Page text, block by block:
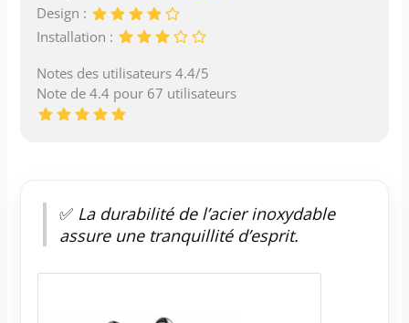
Design :
Installation :
Notes des utilisateurs 4.4/5
Note de 4.4 pour 67 utilisateurs
✅ La durabilité de l’acier inoxydable
assure une tranquillité d’esprit.